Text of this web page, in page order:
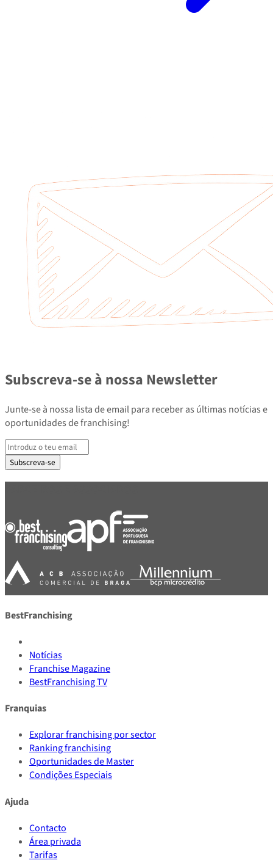
Subscreva-se à nossa Newsletter
Junte-se à nossa lista de email para receber as últimas notícias e
oportunidades de franchising!
Subscreva-se
BestFranchising
Notícias
Franchise Magazine
BestFranchising TV
Franquias
Explorar franchising por sector
Ranking franchising
Oportunidades de Master
Condições Especiais
Ajuda
Contacto
Área privada
Tarifas